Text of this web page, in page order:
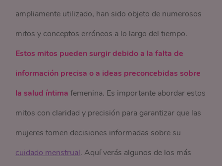
ampliamente utilizado, han sido objeto de numerosos
mitos y conceptos erróneos a lo largo del tiempo.
Estos mitos pueden surgir debido a la falta de
información precisa o a ideas preconcebidas sobre
la salud íntima femenina. Es importante abordar estos
mitos con claridad y precisión para garantizar que las
mujeres tomen decisiones informadas sobre su
cuidado menstrual. Aquí verás algunos de los más